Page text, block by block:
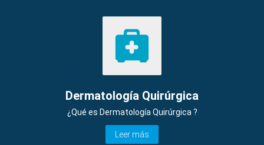
Dermatología Quirúrgica
¿Qué es Dermatología Quirúrgica ?
Leer más